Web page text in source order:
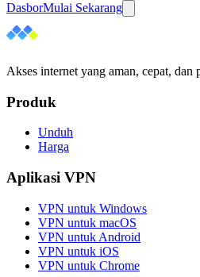
DasborMulai Sekarang
Akses internet yang aman, cepat, dan
Produk
Unduh
Harga
Aplikasi VPN
VPN untuk Windows
VPN untuk macOS
VPN untuk Android
VPN untuk iOS
VPN untuk Chrome